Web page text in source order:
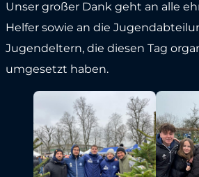
Unser großer Dank geht an alle
Helfer sowie an die
Jugendeltern, die diesen Tag
umgesetzt haben.